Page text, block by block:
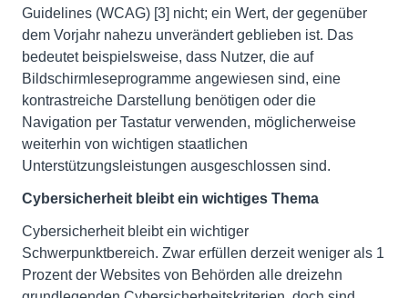
Guidelines (WCAG) [3] nicht; ein Wert, der gegenüber
dem Vorjahr nahezu unverändert geblieben ist. Das
bedeutet beispielsweise, dass Nutzer, die auf
Bildschirmleseprogramme angewiesen sind, eine
kontrastreiche Darstellung benötigen oder die
Navigation per Tastatur verwenden, möglicherweise
weiterhin von wichtigen staatlichen
Unterstützungsleistungen ausgeschlossen sind.
Cybersicherheit bleibt ein wichtiges Thema
Cybersicherheit bleibt ein wichtiger
Schwerpunktbereich. Zwar erfüllen derzeit weniger als 1
Prozent der Websites von Behörden alle dreizehn